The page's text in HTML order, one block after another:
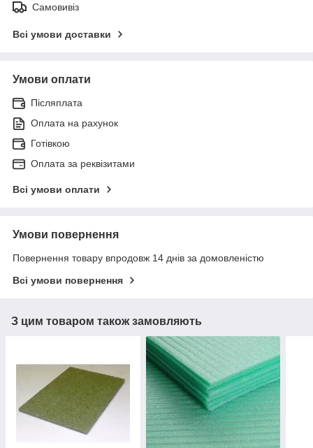
Самовивіз
Всі умови доставки
Умови оплати
Післяплата
Оплата на рахунок
Готівкою
Оплата за реквізитами
Всі умови оплати
Умови повернення
Повернення товару впродовж 14 днів за домовленістю
Всі умови повернення
З цим товаром також замовляють